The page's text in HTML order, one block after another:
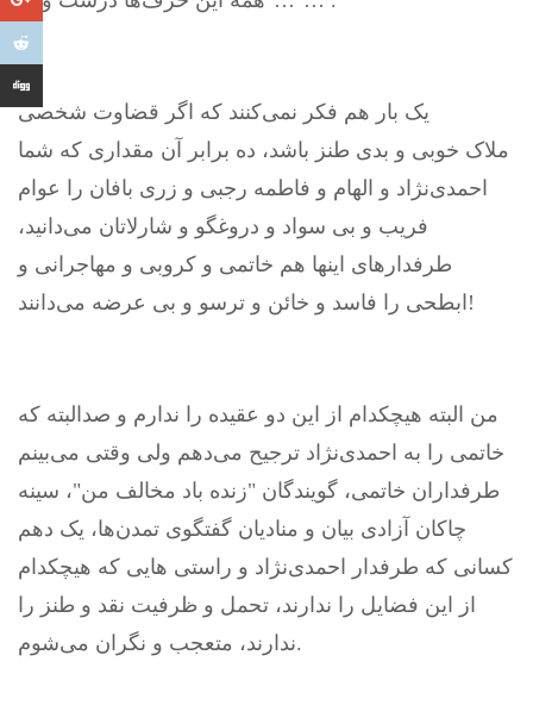
یک بار هم فکر نمی‌کنند که اگر قضاوت شخصی
ملاک خوبی و بدی طنز باشد، ده برابر آن مقداری که شما
احمدی‌نژاد و الهام و فاطمه رجبی و زری بافان را عوام
فریب و بی سواد و دروغگو و شارلاتان می‌دانید،
طرفدارهای اینها هم خاتمی و کروبی و مهاجرانی و
ابطحی را فاسد و خائن و ترسو و بی عرضه می‌دانند!
من البته هیچکدام از این دو عقیده را ندارم و صدالبته که
خاتمی را به احمدی‌نژاد ترجیح می‌دهم ولی وقتی می‌بینم
طرفداران خاتمی، گویندگان "زنده باد مخالف من"، سینه
چاکان آزادی بیان و منادیان گفتگوی تمدن‌ها، یک دهم
کسانی که طرفدار احمدی‌نژاد و راستی هایی که هیچکدام
از این فضایل را ندارند، تحمل و ظرفیت نقد و طنز را
ندارند، متعجب و نگران می‌شوم.